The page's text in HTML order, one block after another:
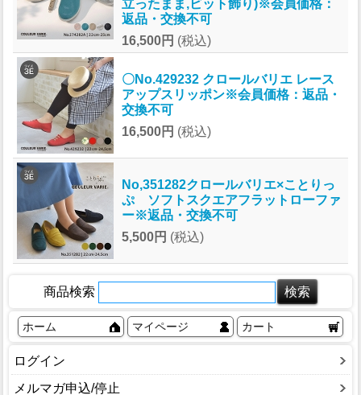
立ったまま,ビット飾り)※会員価格：
返品・交換不可
16,500円 (税込)
〇No.429232 クロールバリエ レース
アップスリッポン※会員価格：返品・
交換不可
16,500円 (税込)
No,351282クロールバリエ×ことりっ
ぷ ソフトスクエアフラットローファ
ー※返品・交換不可
5,500円 (税込)
商品検索
ホーム マイページ カート
ログイン
メルマガ申込/停止